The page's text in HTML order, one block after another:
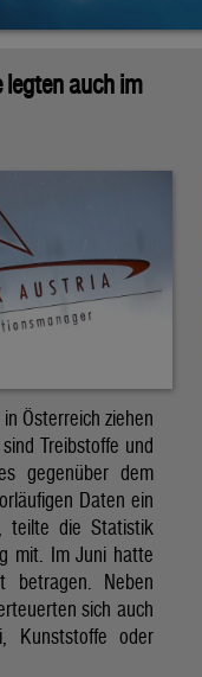
legten auch im
Österreich ziehen
Treibstoffe und
gegenüber dem
Daten ein
teilte die Statistik
mit. Im Juni hatte
betragen. Neben
sich auch
Kunststoffe oder